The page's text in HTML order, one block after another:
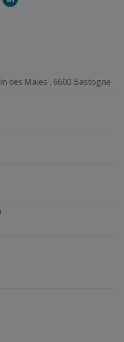
des Maies , 6600 Bastogne